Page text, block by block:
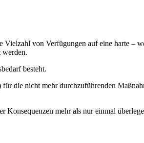
von Verfügungen auf eine harte –
werden.
besteht.
die nicht mehr durchzuführenden
mehr als nur einmal